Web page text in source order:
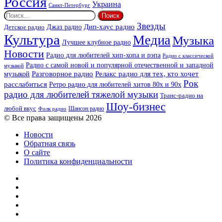
Санкт-Петербург Украина
Найти:
Детское радио Джаз радио Дип-хаус радио Звезды
Культура Лучшее клубное радио МедиаМузыка
Новости Радио для любителей хип-хопа и рэпа Радио с классической
музыкой Радио с самой новой и популярной отечественной и западной
музыкой Разговорное радио Релакс радио для тех, кто хочет
расслабиться Ретро радио для любителей хитов 80х и 90х Рок
радио для любителей тяжелой музыки Транс-радио на
любой вкус Фолк радио Шансон радио Шоу-бизнес
© Все права защищены 2026
Новости
Обратная связь
О сайте
Политика конфиденциальности